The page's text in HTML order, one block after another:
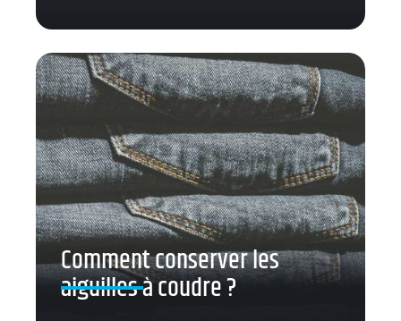
Comment conserver les
aiguilles à coudre ?